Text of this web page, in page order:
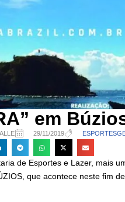
em
29/11/2019 ESPORTES
de Esportes e Lazer, mais
que acontece neste fim